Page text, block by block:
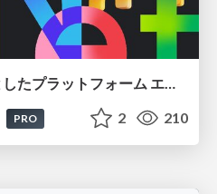
AIエージェントを前提としたプラットフォーム エンジニアリング：GKEで作るAgent-Ready Golden Path
PRO 2 210